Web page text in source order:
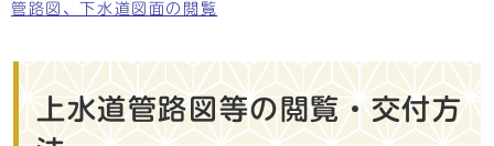
管路図、下水道図面の閲覧
上水道管路図等の閲覧・交付方